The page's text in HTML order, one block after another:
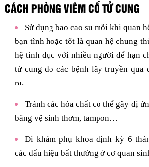
CÁCH PHÒNG VIÊM CỔ TỬ CUNG
Sử dụng bao cao su mỗi khi quan
bạn tình hoặc tốt là quan hệ chung
hệ tình dục với nhiều người để hạn
tử cung do các bệnh lây truyền qua
ra.
Tránh các hóa chất có thể gây dị
băng vệ sinh thơm, tampon…
Đi khám phụ khoa định kỳ 6
các dấu hiệu bất thường ở cơ quan